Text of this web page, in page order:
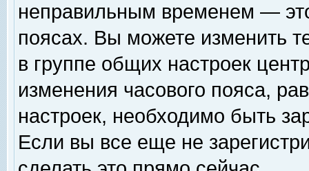
неправильным временем —
поясах. Вы можете изменить
в группе общих настроек
изменения часового пояса,
настроек, необходимо быть
Если вы все еще не